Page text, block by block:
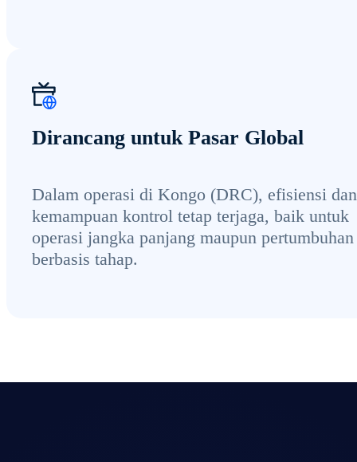
Dirancang untuk Pasar Global
Dalam operasi di Kongo (DRC), efisiensi dan
kemampuan kontrol tetap terjaga, baik untuk
operasi jangka panjang maupun pertumbuhan
berbasis tahap.